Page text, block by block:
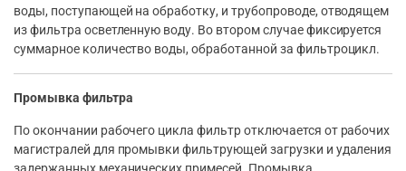
воды, поступающей на обработку, и трубопроводе, отводящем
из фильтра осветленную воду. Во втором случае фиксируется
суммарное количество воды, обработанной за фильтроцикл.
Промывка фильтра
По окончании рабочего цикла фильтр отключается от рабочих
магистралей для промывки фильтрующей загрузки и удаления
задержанных механических примесей. Промывка